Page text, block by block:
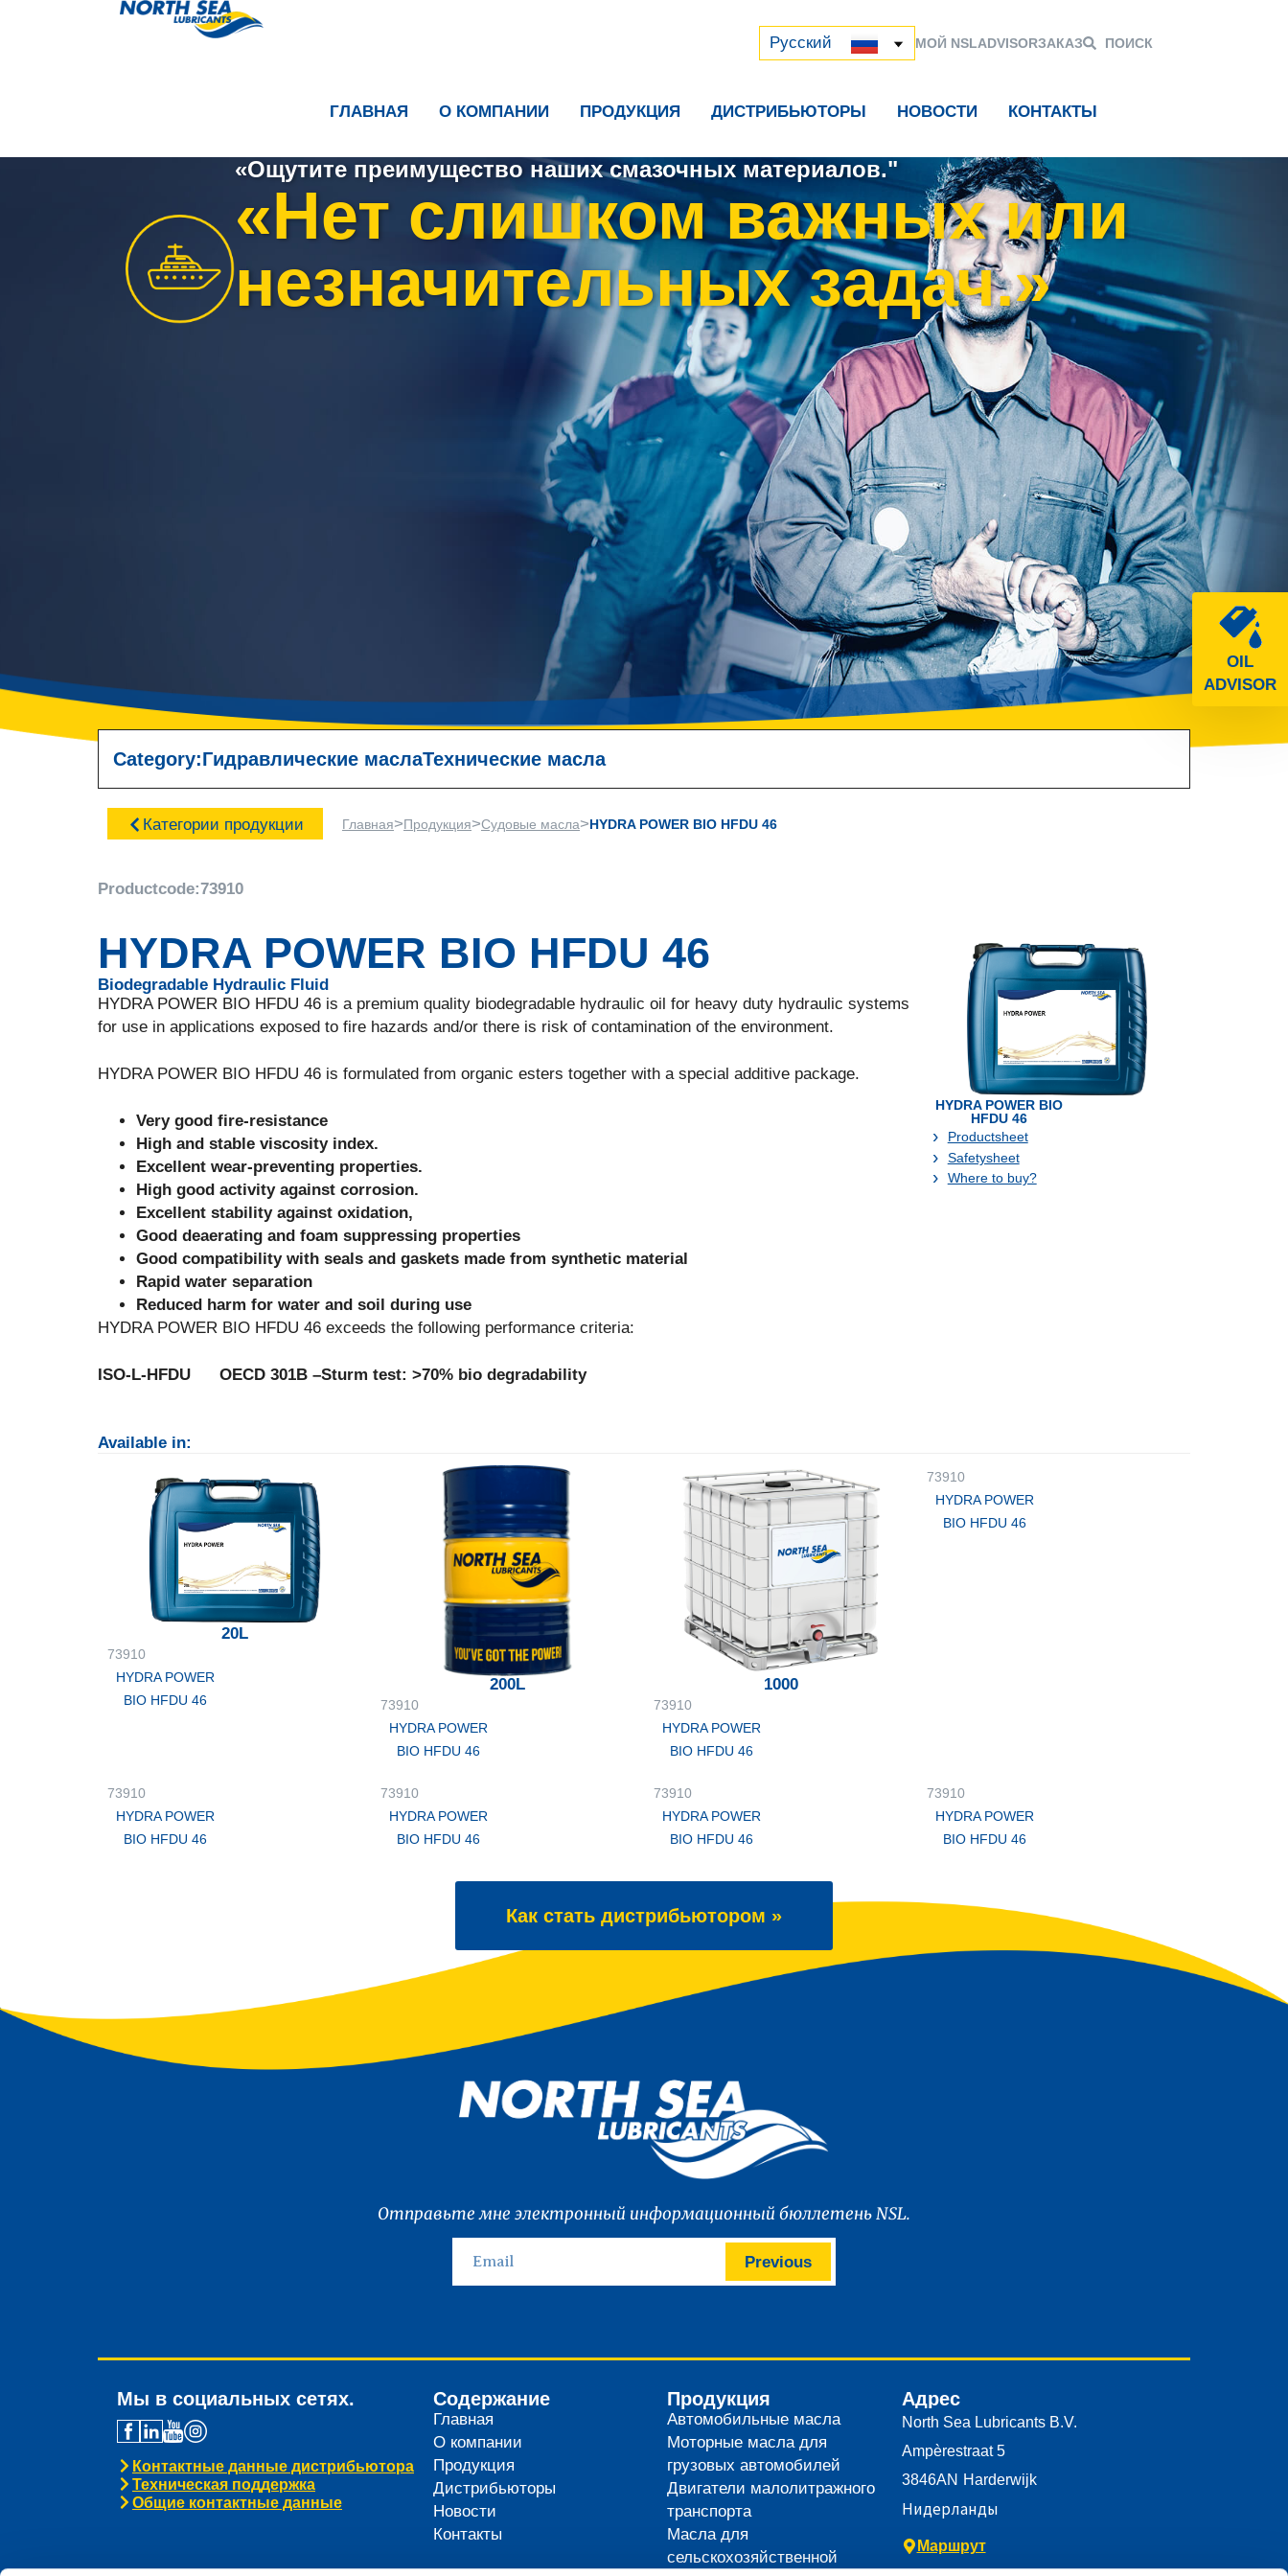
Русский
中文 (中国) МОЙ NSLADVISORЗАКАЗ ПОИСК
ГЛАВНАЯ О КОМПАНИИ ПРОДУКЦИЯ ДИСТРИБЬЮТОРЫ НОВОСТИ КОНТАКТЫ
OIL
ADVISOR
«Ощутите преимущество наших смазочных материалов."
«Нет слишком важных или
незначительных задач.»
Category:Гидравлические маслаТехнические масла
Категории продукции Главная>Продукция>Судовые масла>HYDRA POWER BIO HFDU 46
Productcode:73910
HYDRA POWER BIO HFDU 46
Biodegradable Hydraulic Fluid
HYDRA POWER BIO HFDU 46 is a premium quality biodegradable hydraulic oil for heavy duty hydraulic systems
for use in applications exposed to fire hazards and/or there is risk of contamination of the environment.
HYDRA POWER BIO HFDU 46 is formulated from organic esters together with a special additive package.
Very good fire-resistance
High and stable viscosity index.
Excellent wear-preventing properties.
High good activity against corrosion.
Excellent stability against oxidation,
Good deaerating and foam suppressing properties
Good compatibility with seals and gaskets made from synthetic material
Rapid water separation
Reduced harm for water and soil during use
HYDRA POWER BIO HFDU 46 exceeds the following performance criteria:
ISO-L-HFDU OECD 301B –Sturm test: >70% bio degradability
HYDRA POWER BIO
HFDU 46
Productsheet
Safetysheet
Where to buy?
Available in:
20L
73910
HYDRA POWER
BIO HFDU 46
200L
73910
HYDRA POWER
BIO HFDU 46
1000
73910
HYDRA POWER
BIO HFDU 46
73910
HYDRA POWER
BIO HFDU 46
73910
HYDRA POWER
BIO HFDU 46
73910
HYDRA POWER
BIO HFDU 46
73910
HYDRA POWER
BIO HFDU 46
73910
HYDRA POWER
BIO HFDU 46
Как стать дистрибьютором »
Отправьте мне электронный информационный бюллетень NSL.
Previous
Мы в социальных сетях.
Контактные данные дистрибьютора
Техническая поддержка
Общие контактные данные
Содержание
Главная
О компании
Продукция
Дистрибьюторы
Новости
Контакты
Продукция
Автомобильные масла
Моторные масла для
грузовых автомобилей
Двигатели малолитражного
транспорта
Масла для
сельскохозяйственной
Адрес
North Sea Lubricants B.V.
Ampèrestraat 5
3846AN Harderwijk
Нидерланды
Маршрут